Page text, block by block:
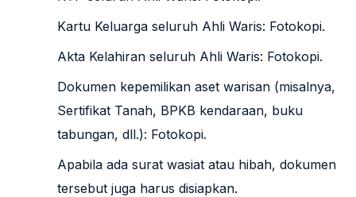
Kartu Keluarga seluruh Ahli Waris: Fotokopi.
Akta Kelahiran seluruh Ahli Waris: Fotokopi.
Dokumen kepemilikan aset warisan (misalnya,
Sertifikat Tanah, BPKB kendaraan, buku
tabungan, dll.): Fotokopi.
Apabila ada surat wasiat atau hibah, dokumen
tersebut juga harus disiapkan.